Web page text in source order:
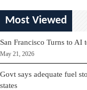
Most Viewed
San Francisco Turns to AI
May 21, 2026
Govt says adequate fuel
states